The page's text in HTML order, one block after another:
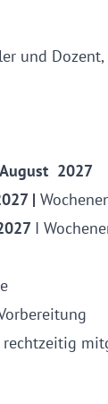
und
August 2027
|
I
rechtzeitig